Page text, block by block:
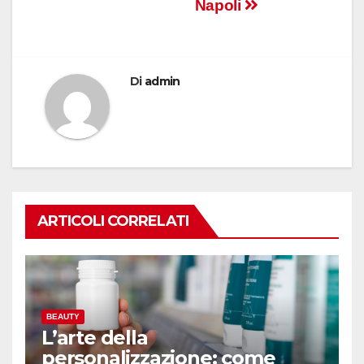
Napoli
Di admin
ARTICOLI CORRELATI
BEAUTY
L’arte della
personalizzazione: come